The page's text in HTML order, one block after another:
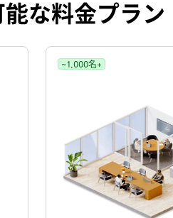
な料金プラン
~1,000名+